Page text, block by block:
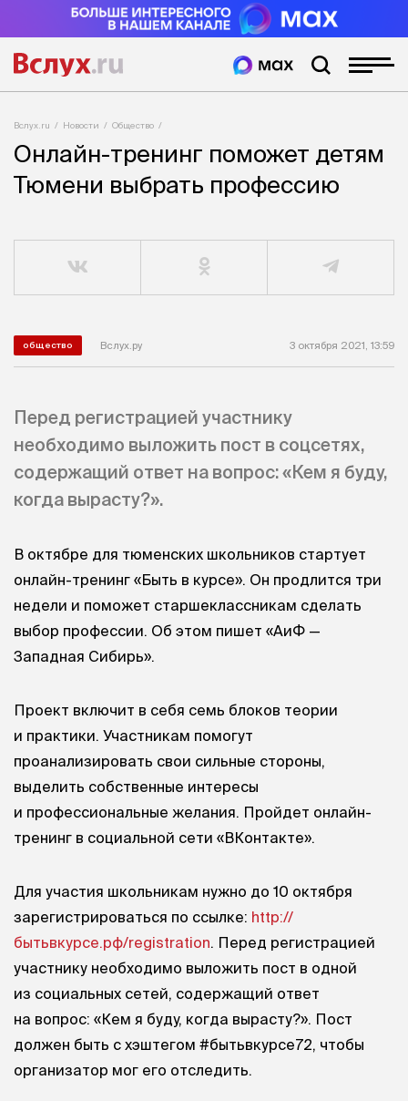
Вслух.ru Новости Общество
Онлайн-тренинг поможет детям
Тюмени выбрать профессию
общество Вслух.ру 3 октября 2021, 13:59
Перед регистрацией участнику
необходимо выложить пост в соцсетях,
содержащий ответ на вопрос: «Кем я буду,
когда вырасту?».
В октябре для тюменских школьников стартует
онлайн-тренинг «Быть в курсе». Он продлится три
недели и поможет старшеклассникам сделать
выбор профессии. Об этом пишет «АиФ —
Западная Сибирь».
Проект включит в себя семь блоков теории
и практики. Участникам помогут
проанализировать свои сильные стороны,
выделить собственные интересы
и профессиональные желания. Пройдет онлайн-
тренинг в социальной сети «ВКонтакте».
Для участия школьникам нужно до 10 октября
зарегистрироваться по ссылке: http://
бытьвкурсе.рф/registration. Перед регистрацией
участнику необходимо выложить пост в одной
из социальных сетей, содержащий ответ
на вопрос: «Кем я буду, когда вырасту?». Пост
должен быть с хэштегом #бытьвкурсе72, чтобы
организатор мог его отследить.